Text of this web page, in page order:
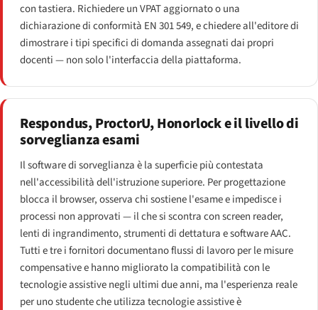
con tastiera. Richiedere un VPAT aggiornato o una
dichiarazione di conformità EN 301 549, e chiedere all'editore di
dimostrare i tipi specifici di domanda assegnati dai propri
docenti — non solo l'interfaccia della piattaforma.
Respondus, ProctorU, Honorlock e il livello di
sorveglianza esami
Il software di sorveglianza è la superficie più contestata
nell'accessibilità dell'istruzione superiore. Per progettazione
blocca il browser, osserva chi sostiene l'esame e impedisce i
processi non approvati — il che si scontra con screen reader,
lenti di ingrandimento, strumenti di dettatura e software AAC.
Tutti e tre i fornitori documentano flussi di lavoro per le misure
compensative e hanno migliorato la compatibilità con le
tecnologie assistive negli ultimi due anni, ma l'esperienza reale
per uno studente che utilizza tecnologie assistive è